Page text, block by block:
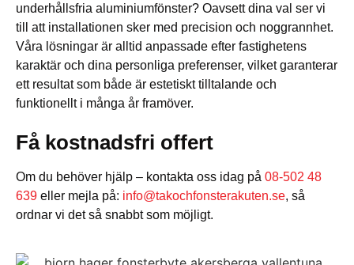
underhållsfria aluminiumfönster? Oavsett dina val ser vi
till att installationen sker med precision och noggrannhet.
Våra lösningar är alltid anpassade efter fastighetens
karaktär och dina personliga preferenser, vilket garanterar
ett resultat som både är estetiskt tilltalande och
funktionellt i många år framöver.
Få kostnadsfri offert
Om du behöver hjälp – kontakta oss idag på 08-502 48
639 eller mejla på: info@takochfonsterakuten.se, så
ordnar vi det så snabbt som möjligt.